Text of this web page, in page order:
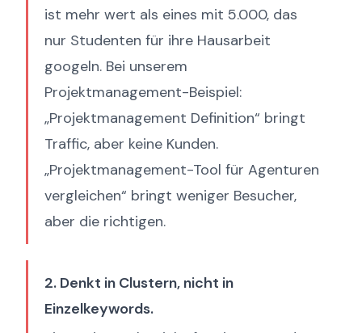
ist mehr wert als eines mit 5.000, das
nur Studenten für ihre Hausarbeit
googeln. Bei unserem
Projektmanagement-Beispiel:
„Projektmanagement Definition“ bringt
Traffic, aber keine Kunden.
„Projektmanagement-Tool für Agenturen
vergleichen“ bringt weniger Besucher,
aber die richtigen.
2. Denkt in Clustern, nicht in
Einzelkeywords.